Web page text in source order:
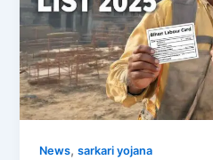
News,sarkari yojana